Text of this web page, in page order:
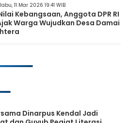
11 Mar 2026 19:41 WIB
Kebangsaan, Anggota DPR RI
Warga Wujudkan Desa Damai
Dinarpus Kendal Jadi